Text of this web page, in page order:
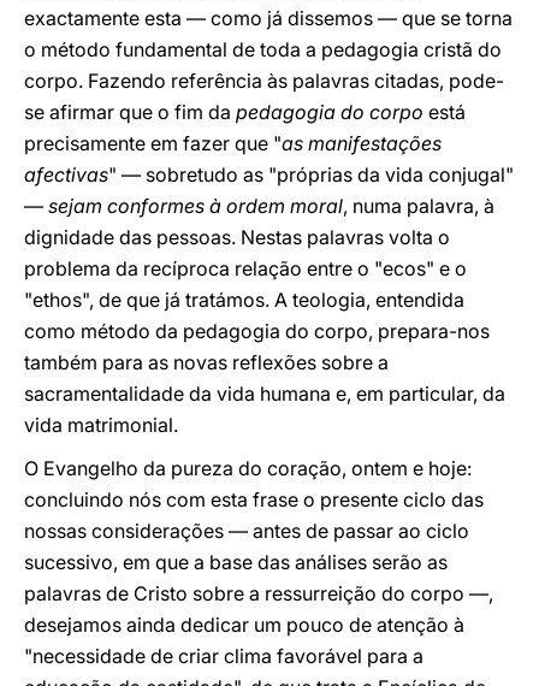
exactamente esta — como já dissemos — que se torna
o método fundamental de toda a pedagogia cristã do
corpo. Fazendo referência às palavras citadas, pode-
se afirmar que o fim da pedagogia do corpo está
precisamente em fazer que "as manifestações
afectivas" — sobretudo as "próprias da vida conjugal"
— sejam conformes à ordem moral, numa palavra, à
dignidade das pessoas. Nestas palavras volta o
problema da recíproca relação entre o "ecos" e o
"ethos", de que já tratámos. A teologia, entendida
como método da pedagogia do corpo, prepara-nos
também para as novas reflexões sobre a
sacramentalidade da vida humana e, em particular, da
vida matrimonial.
O Evangelho da pureza do coração, ontem e hoje:
concluindo nós com esta frase o presente ciclo das
nossas considerações — antes de passar ao ciclo
sucessivo, em que a base das análises serão as
palavras de Cristo sobre a ressurreição do corpo —,
desejamos ainda dedicar um pouco de atenção à
"necessidade de criar clima favorável para a